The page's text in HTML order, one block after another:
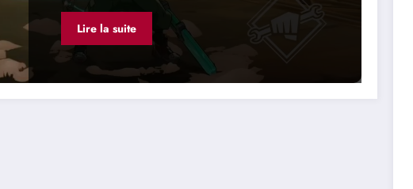
Lire la suite